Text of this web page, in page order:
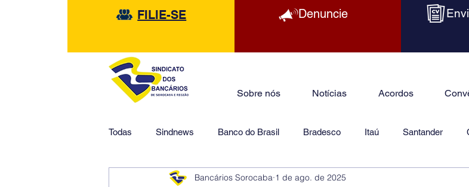
FILIE-SE Denuncie
Sobre nós Notícias Acordos
Todas Sindnews Banco do Brasil Bradesco Itaú Santander
HSBC Financeiras Jurídico
Bancários Sorocaba 1 de ago. de 2025